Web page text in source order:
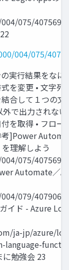
075/4075692/
004/075/
実行結果をなに
を変更 • 文字列
合して１つの文
外で出力されな
を取得 • フロー
考]Power
理解しよう
075/
Automate／
079/
イド - Azure
ja-jp/azure/
勉強会 23